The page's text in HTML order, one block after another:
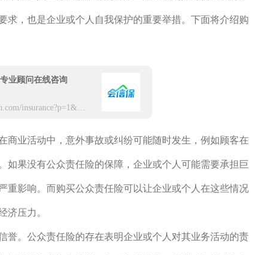
求，也是企业或个人自我保护的重要举措。下面将介绍购
业顾问在线咨询
https://app.hxbaoxian.com/insurance?p=1&l=20&t=1&c=0&sourceType=web
商业活动中，意外事故或纠纷可能随时发生，例如顾客在
如果没有公众责任险的保障，企业或个人可能需要承担巨
重影响。而购买公众责任险可以让企业或个人在这些情况
济压力。
誉。公众责任险的存在表明企业或个人对其业务活动的责